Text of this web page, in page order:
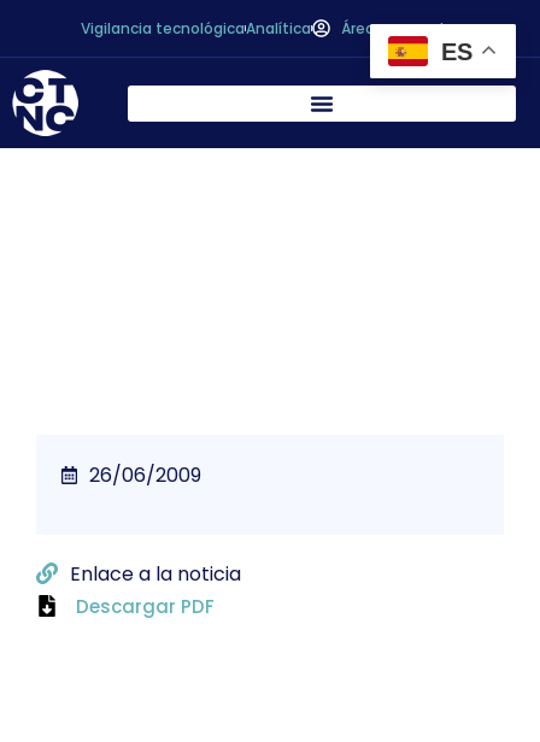
Vigilancia tecnológicaAnalítica Área personal
26/06/2009
Enlace a la noticia
Descargar PDF
ES